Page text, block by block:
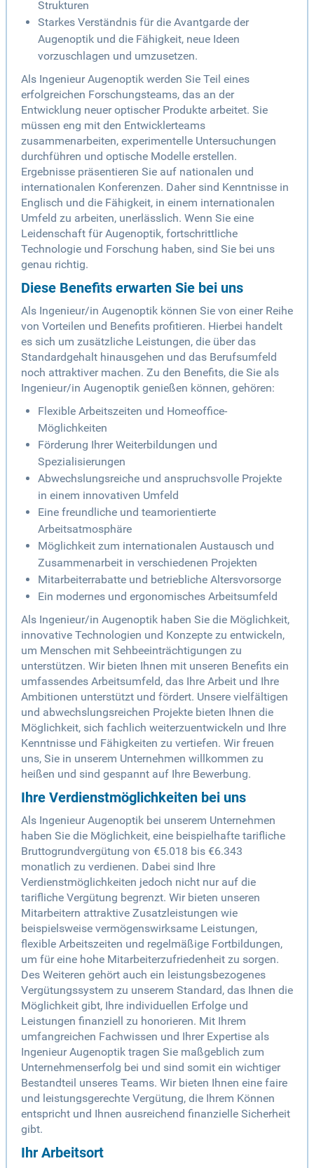
Strukturen
Starkes Verständnis für die Avantgarde der
Augenoptik und die Fähigkeit, neue Ideen
vorzuschlagen und umzusetzen.
Als Ingenieur Augenoptik werden Sie Teil eines
erfolgreichen Forschungsteams, das an der
Entwicklung neuer optischer Produkte arbeitet. Sie
müssen eng mit den Entwicklerteams
zusammenarbeiten, experimentelle Untersuchungen
durchführen und optische Modelle erstellen.
Ergebnisse präsentieren Sie auf nationalen und
internationalen Konferenzen. Daher sind Kenntnisse in
Englisch und die Fähigkeit, in einem internationalen
Umfeld zu arbeiten, unerlässlich. Wenn Sie eine
Leidenschaft für Augenoptik, fortschrittliche
Technologie und Forschung haben, sind Sie bei uns
genau richtig.
Diese Benefits erwarten Sie bei uns
Als Ingenieur/in Augenoptik können Sie von einer Reihe
von Vorteilen und Benefits profitieren. Hierbei handelt
es sich um zusätzliche Leistungen, die über das
Standardgehalt hinausgehen und das Berufsumfeld
noch attraktiver machen. Zu den Benefits, die Sie als
Ingenieur/in Augenoptik genießen können, gehören:
Flexible Arbeitszeiten und Homeoffice-
Möglichkeiten
Förderung Ihrer Weiterbildungen und
Spezialisierungen
Abwechslungsreiche und anspruchsvolle Projekte
in einem innovativen Umfeld
Eine freundliche und teamorientierte
Arbeitsatmosphäre
Möglichkeit zum internationalen Austausch und
Zusammenarbeit in verschiedenen Projekten
Mitarbeiterrabatte und betriebliche Altersvorsorge
Ein modernes und ergonomisches Arbeitsumfeld
Als Ingenieur/in Augenoptik haben Sie die Möglichkeit,
innovative Technologien und Konzepte zu entwickeln,
um Menschen mit Sehbeeinträchtigungen zu
unterstützen. Wir bieten Ihnen mit unseren Benefits ein
umfassendes Arbeitsumfeld, das Ihre Arbeit und Ihre
Ambitionen unterstützt und fördert. Unsere vielfältigen
und abwechslungsreichen Projekte bieten Ihnen die
Möglichkeit, sich fachlich weiterzuentwickeln und Ihre
Kenntnisse und Fähigkeiten zu vertiefen. Wir freuen
uns, Sie in unserem Unternehmen willkommen zu
heißen und sind gespannt auf Ihre Bewerbung.
Ihre Verdienstmöglichkeiten bei uns
Als Ingenieur Augenoptik bei unserem Unternehmen
haben Sie die Möglichkeit, eine beispielhafte tarifliche
Bruttogrundvergütung von €5.018 bis €6.343
monatlich zu verdienen. Dabei sind Ihre
Verdienstmöglichkeiten jedoch nicht nur auf die
tarifliche Vergütung begrenzt. Wir bieten unseren
Mitarbeitern attraktive Zusatzleistungen wie
beispielsweise vermögenswirksame Leistungen,
flexible Arbeitszeiten und regelmäßige Fortbildungen,
um für eine hohe Mitarbeiterzufriedenheit zu sorgen.
Des Weiteren gehört auch ein leistungsbezogenes
Vergütungssystem zu unserem Standard, das Ihnen die
Möglichkeit gibt, Ihre individuellen Erfolge und
Leistungen finanziell zu honorieren. Mit Ihrem
umfangreichen Fachwissen und Ihrer Expertise als
Ingenieur Augenoptik tragen Sie maßgeblich zum
Unternehmenserfolg bei und sind somit ein wichtiger
Bestandteil unseres Teams. Wir bieten Ihnen eine faire
und leistungsgerechte Vergütung, die Ihrem Können
entspricht und Ihnen ausreichend finanzielle Sicherheit
gibt.
Ihr Arbeitsort